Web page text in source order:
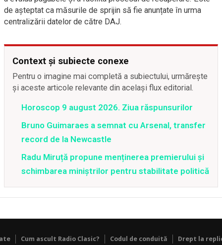
de așteptat ca măsurile de sprijin să fie anunțate în urma
centralizării datelor de către DAJ.
Context și subiecte conexe
Pentru o imagine mai completă a subiectului, urmărește
și aceste articole relevante din același flux editorial.
Horoscop 9 august 2026. Ziua răspunsurilor
Bruno Guimaraes a semnat cu Arsenal, transfer
record de la Newcastle
Radu Miruță propune menținerea premierului și
schimbarea miniștrilor pentru stabilitate politică
Cum ascult Radio Clasic? Codul de conduită Drept la